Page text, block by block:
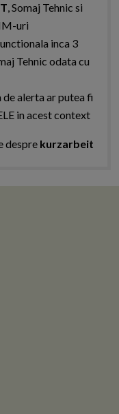
, Somaj Tehnic si
uri
inca 3
Tehnic odata cu
alerta ar putea fi
in acest context
despre kurzarbeit